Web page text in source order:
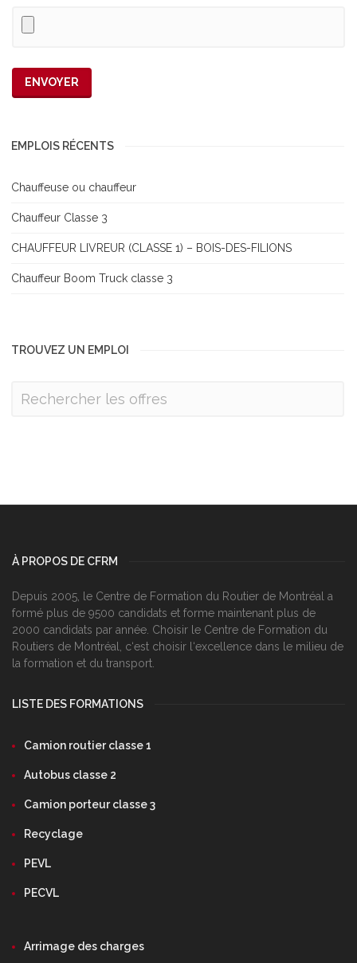
EMPLOIS RÉCENTS
Chauffeuse ou chauffeur
Chauffeur Classe 3
CHAUFFEUR LIVREUR (CLASSE 1) – BOIS-DES-FILIONS
Chauffeur Boom Truck classe 3
TROUVEZ UN EMPLOI
À PROPOS DE CFRM
Depuis 2005, le Centre de Formation du Routier de Montréal a
formé plus de 9500 candidats et forme maintenant plus de
2000 candidats par année. Choisir le Centre de Formation du
Routiers de Montréal, c‘est choisir l‘excellence dans le milieu de
la formation et du transport.
LISTE DES FORMATIONS
Camion routier classe 1
Autobus classe 2
Camion porteur classe 3
Recyclage
PEVL
PECVL
Arrimage des charges